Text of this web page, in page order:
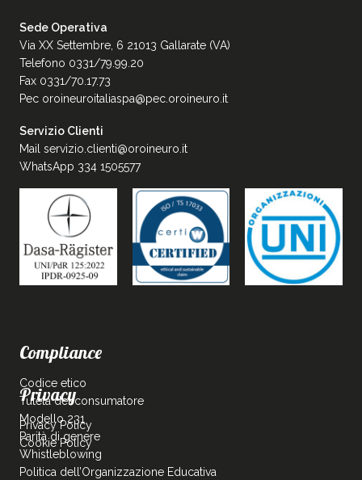
Sede Operativa
Via XX Settembre, 6 21013 Gallarate (VA)
Telefono 0331/79.99.20
Fax 0331/70.17.73
Pec oroineuroitaliaspa@pec.oroineuro.it
Servizio Clienti
Mail servizio.clienti@oroineuro.it
WhatsApp 334 1505577
Compliance
Codice etico
Tutela del consumatore
Modello 231
Parità di genere
Whistleblowing
Politica dell’Organizzazione Educativa
Privacy
Privacy Policy
Cookie Policy